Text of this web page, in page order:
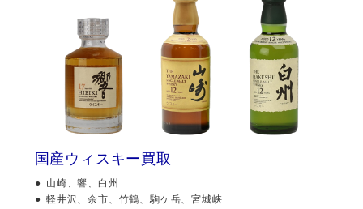
国産ウィスキー買取
山崎、響、白州
軽井沢、余市、竹鶴、駒ケ岳、宮城峡